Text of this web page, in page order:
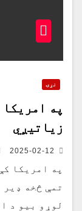
نړۍ
په
زیاتیږي
2025-02-12
په امریکا
تمې څخه
لوړو بیو د